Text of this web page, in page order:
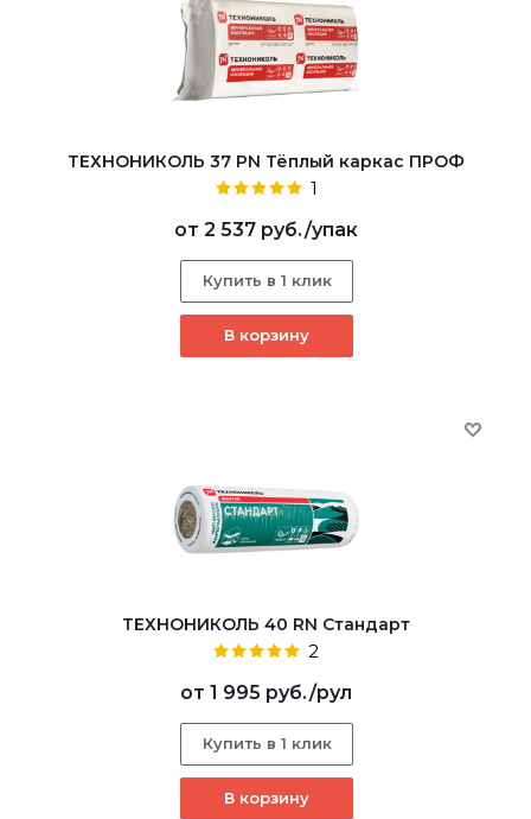
ТЕХНОНИКОЛЬ 37 PN Тёплый каркас ПРОФ
1
от 2 537 руб./упак
Купить в 1 клик
В корзину
ТЕХНОНИКОЛЬ 40 RN Стандарт
2
от 1 995 руб./рул
Купить в 1 клик
В корзину